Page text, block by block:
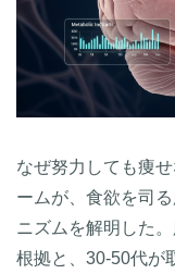
なぜ努力しても痩
ームが、食欲を司
ニズムを解明した
根拠と、30-50代が